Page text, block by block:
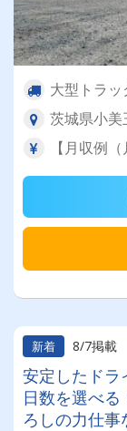
大型トラッ
茨城県小美
【月収例
新着 8/7掲載
安定したド
日数を選べ
ろしの力仕事